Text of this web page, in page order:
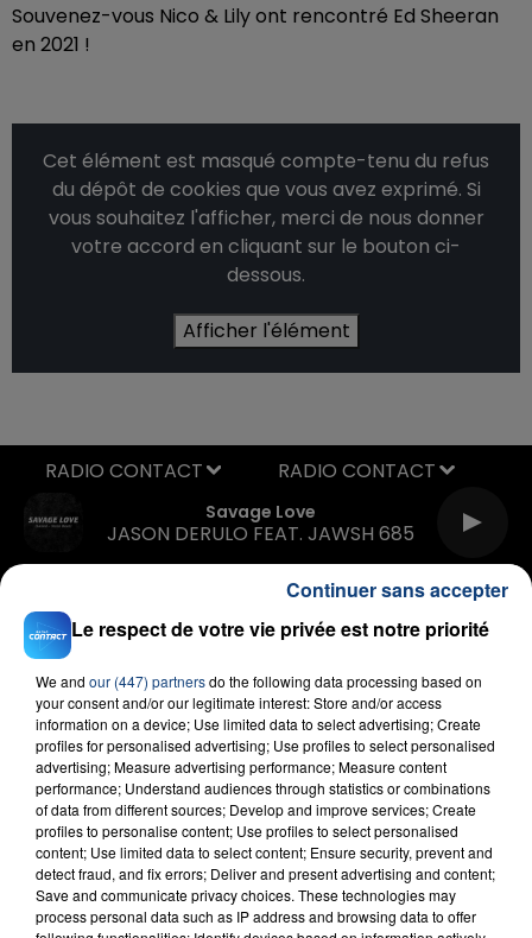
Souvenez-vous Nico & Lily ont rencontré Ed Sheeran
en 2021 !
Cet élément est masqué compte-tenu du refus
du dépôt de cookies que vous avez exprimé. Si
vous souhaitez l'afficher, merci de nous donner
votre accord en cliquant sur le bouton ci-
dessous.
Afficher l'élément
Savage Love
JASON DERULO FEAT. JAWSH 685
RADIO CONTACT
FIL D'ACTU
Le respect de votre vie privée est notre priorité
We and our (447) partnersdo the following data processing based on
your consent and/or our legitimate interest: Store and/or access
information on a device; Use limited data to select advertising; Create
profiles for personalised advertising; Use profiles to select personalised
advertising; Measure advertising performance; Measure content
performance; Understand audiences through statistics or combinations
of data from different sources; Develop and improve services; Create
profiles to personalise content; Use profiles to select personalised
content; Use limited data to select content; Ensure security, prevent and
detect fraud, and fix errors; Deliver and present advertising and content;
Save and communicate privacy choices. These technologies may
process personal data such as IP address and browsing data to offer
Continuer sans accepter